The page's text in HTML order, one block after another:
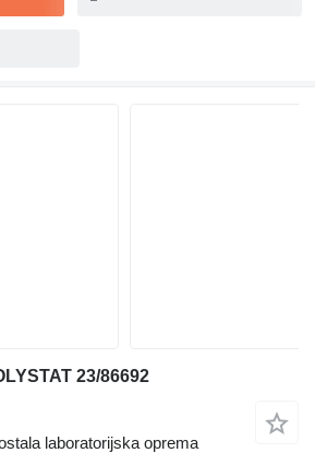
23/86692
laboratorijska oprema